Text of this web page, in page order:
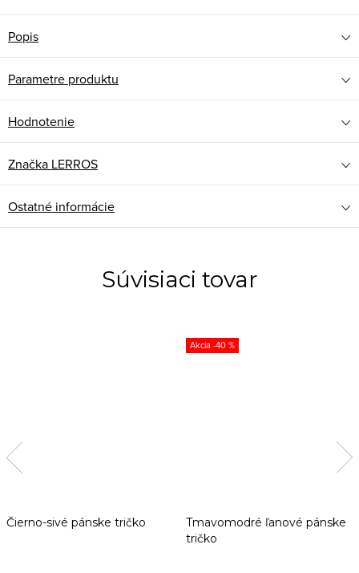
Popis
Parametre produktu
Hodnotenie
Značka LERROS
Ostatné informácie
Súvisiaci tovar
Čierno-sivé pánske tričko
-40 %
Tmavomodré ľanové pánske
tričko